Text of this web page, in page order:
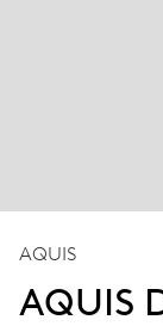
AQUIS
AQUIS